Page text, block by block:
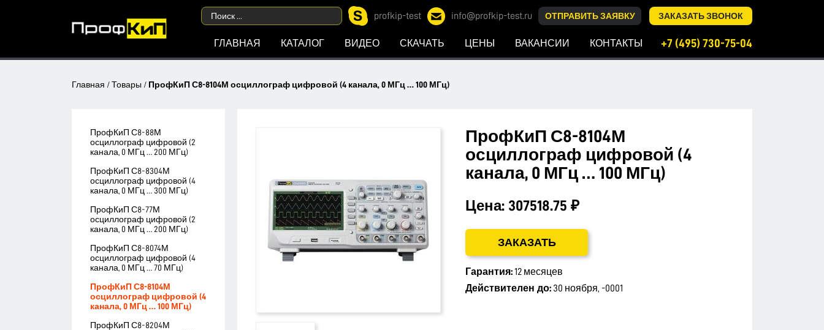
profkip-test info@profkip-test.ru ОТПРАВИТЬ ЗАЯВКУ ЗАКАЗАТЬ ЗВОНОК
ГЛАВНАЯ КАТАЛОГ ВИДЕО СКАЧАТЬ ЦЕНЫ ВАКАНСИИ КОНТАКТЫ +7 (495) 730-75-04
Главная / Товары / ПрофКиП С8-8104М осциллограф цифровой (4 канала, 0 МГц … 100 МГц)
ПрофКиП С8-88М
осциллограф цифровой (2
канала, 0 МГц … 200 МГц)
ПрофКиП С8-8304М
осциллограф цифровой (4
канала, 0 МГц … 300 МГц)
ПрофКиП С8-77М
осциллограф цифровой (2
канала, 0 МГц … 200 МГц)
ПрофКиП С8-8074М
осциллограф цифровой (4
канала, 0 МГц … 70 МГц)
ПрофКиП С8-8104М
осциллограф цифровой (4
канала, 0 МГц … 100 МГц)
ПрофКиП С8-8204М
ПрофКиП С8-8104М
осциллограф цифровой (4
канала, 0 МГц … 100 МГц)
Цена: 307518.75 ₽
ЗАКАЗАТЬ
Гарантия:12 месяцев
Действителен до: 30 ноября, -0001